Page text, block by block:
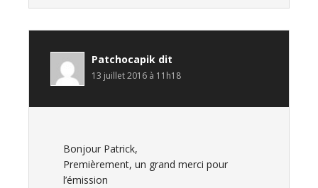
Patchocapik dit
13 juillet 2016 à 11h18
Bonjour Patrick,
Premièrement, un grand merci pour
l’émission